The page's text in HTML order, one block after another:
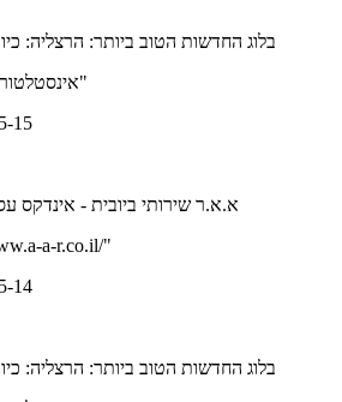
בלוג החדשות הטוב ביותר: הרצליה: כיור
"
15
א.א.ר שירותי ביובית - אינדקס
a-r.co.il/"
14
בלוג החדשות הטוב ביותר: הרצליה: כיור